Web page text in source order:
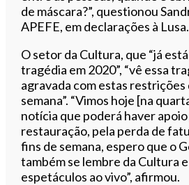
de máscara?”, questionou
APEFE, em declarações à Lusa.
O setor da Cultura, que “já
tragédia em 2020”, “vê essa
agravada com estas restrições
semana”. “Vimos hoje [na
notícia que poderá haver apoio
restauração, pela perda de
fins de semana, espero que o
também se lembre da Cultura
espetáculos ao vivo”, afirmou.